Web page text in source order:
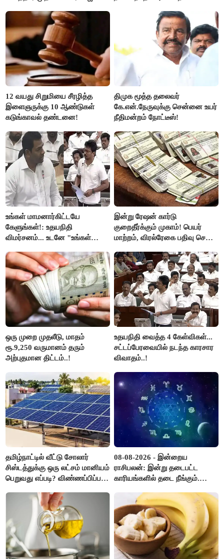
ரஜினிகாந்த்..!
12 வயது சிறுமியை சீரழித்த
இளைஞருக்கு 10 ஆண்டுகள்
கடுங்காவல் தண்டனை!
திமுக மூத்த தலைவர்
கே.என்.நேருவுக்கு சென்னை உயர்
நீதிமன்றம் நோட்டீஸ்!
உங்கள் மாமனார்கிட்டயே
கேளுங்கள்!: உதயநிதி
விமர்சனம்... உடனே "உங்கள்
ஆதவ் அர்ஜுனா பதிலடி!
இன்று ரேஷன் கார்டு
குறைதீர்க்கும் முகாம்! பெயர்
மாற்றம், விரல்ரேகை பதிவு செய்ய
ஒரு முறை முதலீடு, மாதம்
ரூ.9,250 வருமானம் தரும்
அற்புதமான திட்டம்..!
உதயநிதி வைத்த 4 கேள்விகள்...
சட்டப்பேரவையில் நடந்த காரசார
விவாதம்..!
தமிழ்நாட்டில் வீட்டு சோலார்
சிஸ்டத்துக்கு ஒரு லட்சம் மானியம்
பெறுவது எப்படி? விண்ணப்பிப்பது
08-08-2026 - இன்றைய
ராசிபலன்: இன்று தடைபட்ட
காரியங்களில் தடை நீங்கும்.
இருக்கும். ஆன்மீக எண்ணம்
அதிகரிக்கும்..!